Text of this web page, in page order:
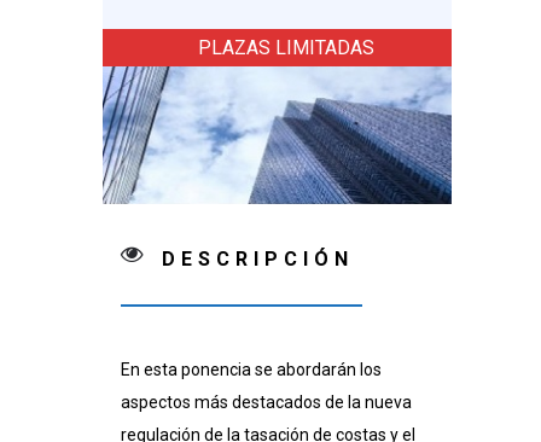
PLAZAS LIMITADAS
DESCRIPCIÓN
En esta ponencia se abordarán los
aspectos más destacados de la nueva
regulación de la tasación de costas y el